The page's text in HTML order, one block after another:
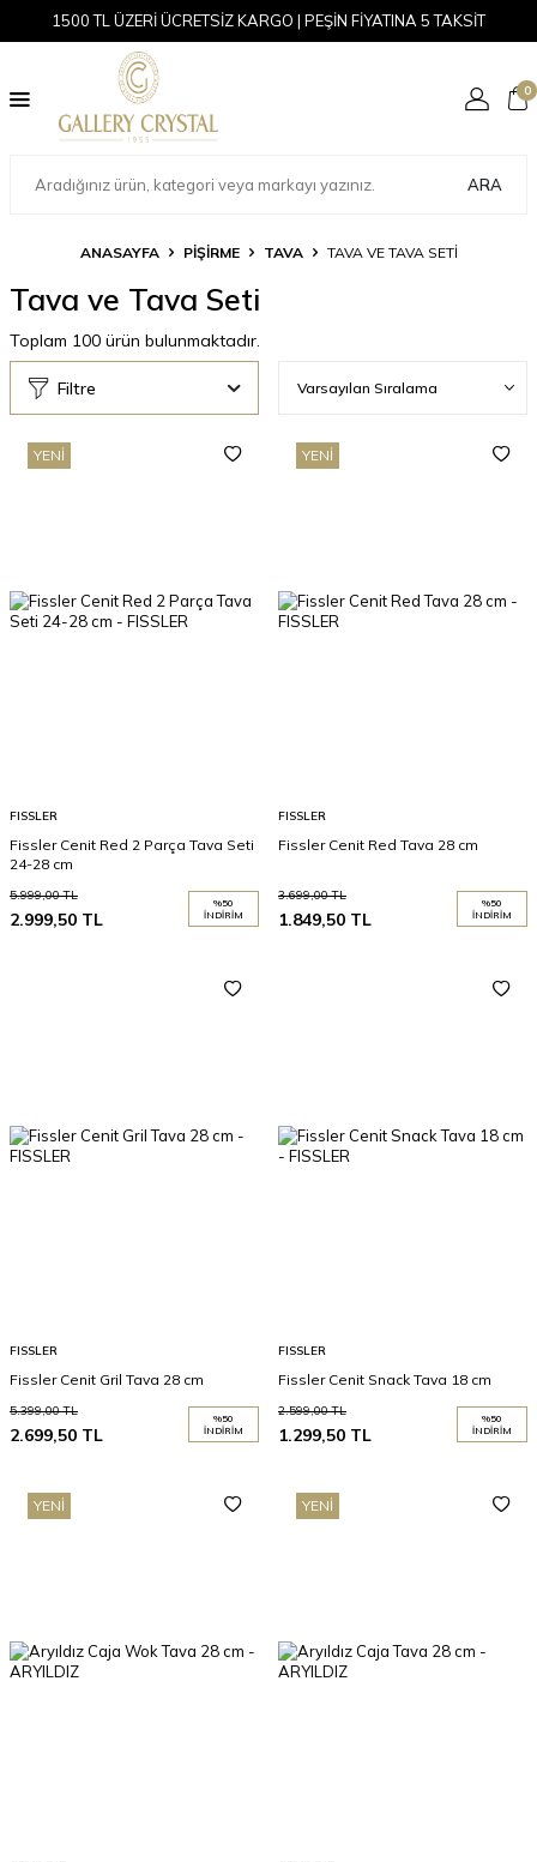
1500 TL ÜZERİ ÜCRETSİZ KARGO | PEŞİN FİYATINA 5 TAKSİT
ARA
0
ANASAYFA PİŞİRME TAVA TAVA VE TAVA SETI
Tava ve Tava Seti
Toplam 100 ürün bulunmaktadır.
Filtre
YENI
FISSLER
Fissler Cenit Red 2 Parça Tava Seti
24-28 cm
5.999,00TL
2.999,50 TL
%50
İNDIRIM
YENI
FISSLER
Fissler Cenit Red Tava 28 cm
3.699,00TL
1.849,50 TL
%50
İNDIRIM
FISSLER
Fissler Cenit Gril Tava 28 cm
5.399,00TL
2.699,50 TL
%50
İNDIRIM
FISSLER
Fissler Cenit Snack Tava 18 cm
2.599,00TL
1.299,50 TL
%50
İNDIRIM
YENI YENI